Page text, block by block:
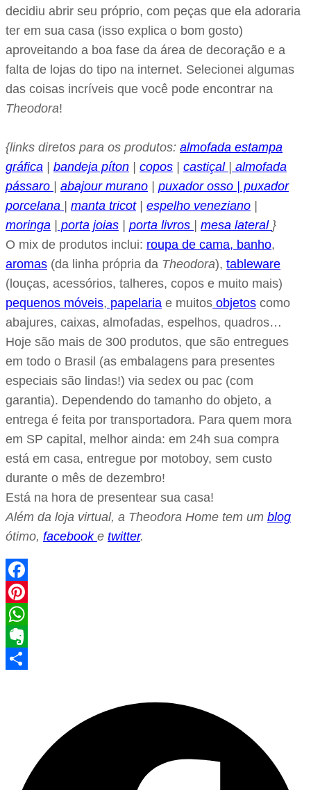
decidiu abrir seu próprio, com peças que ela adoraria
ter em sua casa (isso explica o bom gosto)
aproveitando a boa fase da área de decoração e a
falta de lojas do tipo na internet. Selecionei algumas
das coisas incríveis que você pode encontrar na
Theodora!
{links diretos para os produtos: almofada estampa
gráfica | bandeja píton | copos | castiçal | almofada
pássaro | abajour murano | puxador osso | puxador
porcelana | manta tricot| espelho veneziano |
moringa | porta joias | porta livros | mesa lateral }
O mix de produtos inclui: roupa de cama, banho,
aromas (da linha própria da Theodora), tableware
(louças, acessórios, talheres, copos e muito mais)
pequenos móveis, papelaria e muitos objetos como
abajures, caixas, almofadas, espelhos, quadros…
Hoje são mais de 300 produtos, que são entregues
em todo o Brasil (as embalagens para presentes
especiais são lindas!) via sedex ou pac (com
garantia). Dependendo do tamanho do objeto, a
entrega é feita por transportadora. Para quem mora
em SP capital, melhor ainda: em 24h sua compra
está em casa, entregue por motoboy, sem custo
durante o mês de dezembro!
Está na hora de presentear sua casa!
Além da loja virtual, a Theodora Home tem um blog
ótimo, facebook e twitter.
Facebook
Pinterest
WhatsApp
Evernote